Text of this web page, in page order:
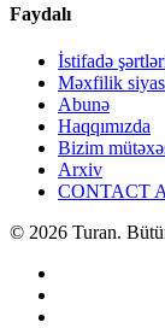
Faydalı
İstifadə
Məxfilik
Abunə
Haqqımızda
Bizim
Arxiv
CONTACT
© 2026 Turan.